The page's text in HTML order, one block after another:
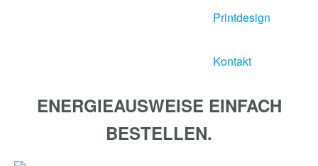
Printdesign
Kontakt
ENERGIEAUSWEISE EINFACH
BESTELLEN.